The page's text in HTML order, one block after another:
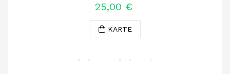
25,00 €
KARTE